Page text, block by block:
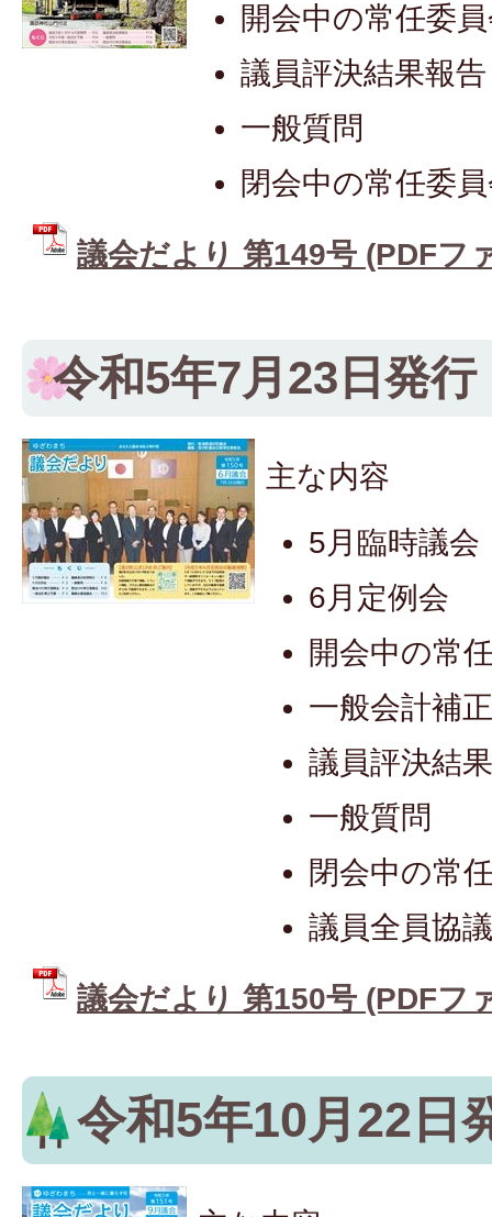
開会中の常任委
議員評決結果報告
一般質問
閉会中の常任委
議会だより 第149号 (PDFフ
令和5年7月23日発行
主な内容
5月臨時議会
6月定例会
開会中の常
一般会計補
議員評決結
一般質問
閉会中の常
議員全員協
議会だより 第150号 (PDFフ
令和5年10月22日